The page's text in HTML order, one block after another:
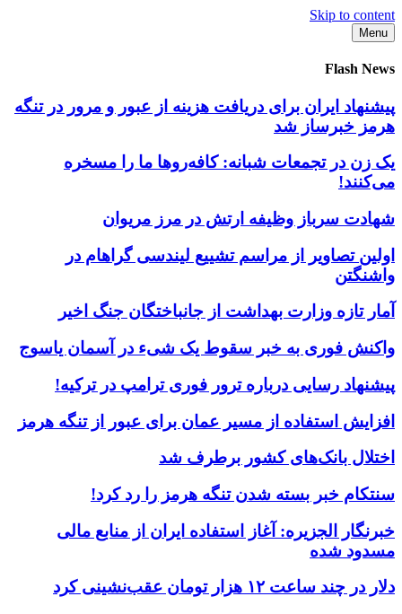
Skip to content
Menu
Flash News
پیشنهاد ایران برای دریافت هزینه از عبور و مرور در تنگه
هرمز خبرساز شد
یک زن در تجمعات شبانه: کافه‌روها ما را مسخره
می‌کنند!
شهادت سرباز وظیفه ارتش در مرز مریوان
اولین تصاویر از مراسم تشییع لیندسی گراهام در
واشنگتن
آمار تازه وزارت بهداشت از جانباختگان جنگ اخیر
واکنش فوری به خبر سقوط یک شیء در آسمان یاسوج
پیشنهاد رسایی درباره ترور فوری ترامپ در ترکیه!
افزایش استفاده از مسیر عمان برای عبور از تنگه هرمز
اختلال بانک‌های کشور برطرف شد
سنتکام خبر بسته شدن تنگه هرمز را رد کرد!
خبرنگار الجزیره: آغاز استفاده ایران از منابع مالی
مسدود شده
دلار در چند ساعت ۱۲ هزار تومان عقب‌نشینی کرد